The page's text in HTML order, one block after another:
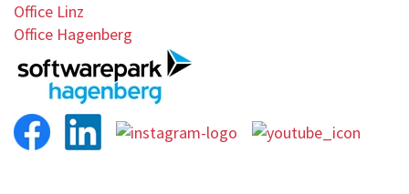
Office Linz
Office Hagenberg